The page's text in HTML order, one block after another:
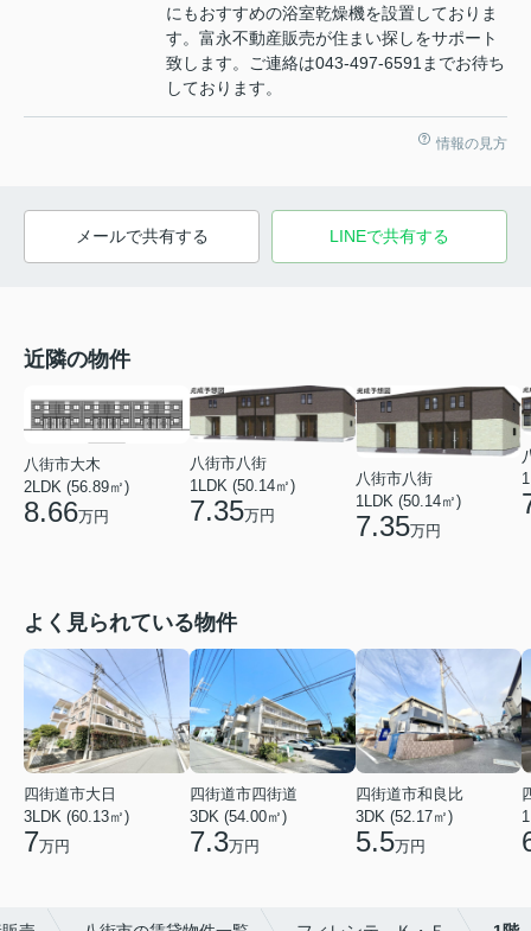
にもおすすめの浴室乾燥機を設置しておりま
す。富永不動産販売が住まい探しをサポート
致します。ご連絡は043-497-6591までお待ち
しております。
情報の見方
メールで共有する LINEで共有する
近隣の物件
八街市大木
2LDK (56.89㎡)
8.66万円
八街市八街
1LDK (50.14㎡)
7.35万円
八街市八街
1LDK (50.14㎡)
7.35万円
よく見られている物件
四街道市大日
3LDK (60.13㎡)
7万円
四街道市四街道
3DK (54.00㎡)
7.3万円
四街道市和良比
3DK (52.17㎡)
5.5万円